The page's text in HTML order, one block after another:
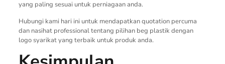
yang paling sesuai untuk perniagaan anda.
Hubungi kami hari ini untuk mendapatkan quotation percuma
dan nasihat professional tentang pilihan beg plastik dengan
logo syarikat yang terbaik untuk produk anda.